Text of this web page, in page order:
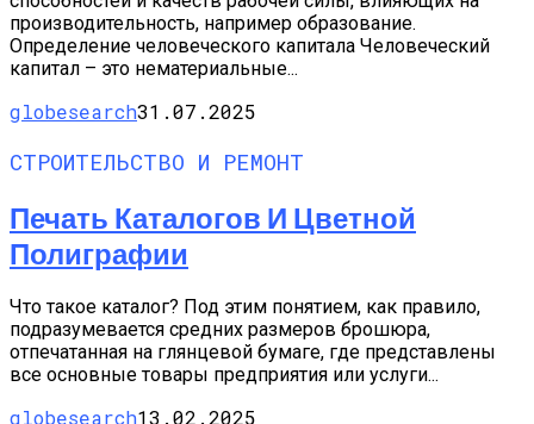
производительность, например образование.
Определение человеческого капитала Человеческий
капитал – это нематериальные...
globesearch31.07.2025
СТРОИТЕЛЬСТВО И РЕМОНТ
Печать Каталогов И Цветной
Полиграфии
Что такое каталог? Под этим понятием, как правило,
подразумевается средних размеров брошюра,
отпечатанная на глянцевой бумаге, где представлены
все основные товары предприятия или услуги...
globesearch13.02.2025